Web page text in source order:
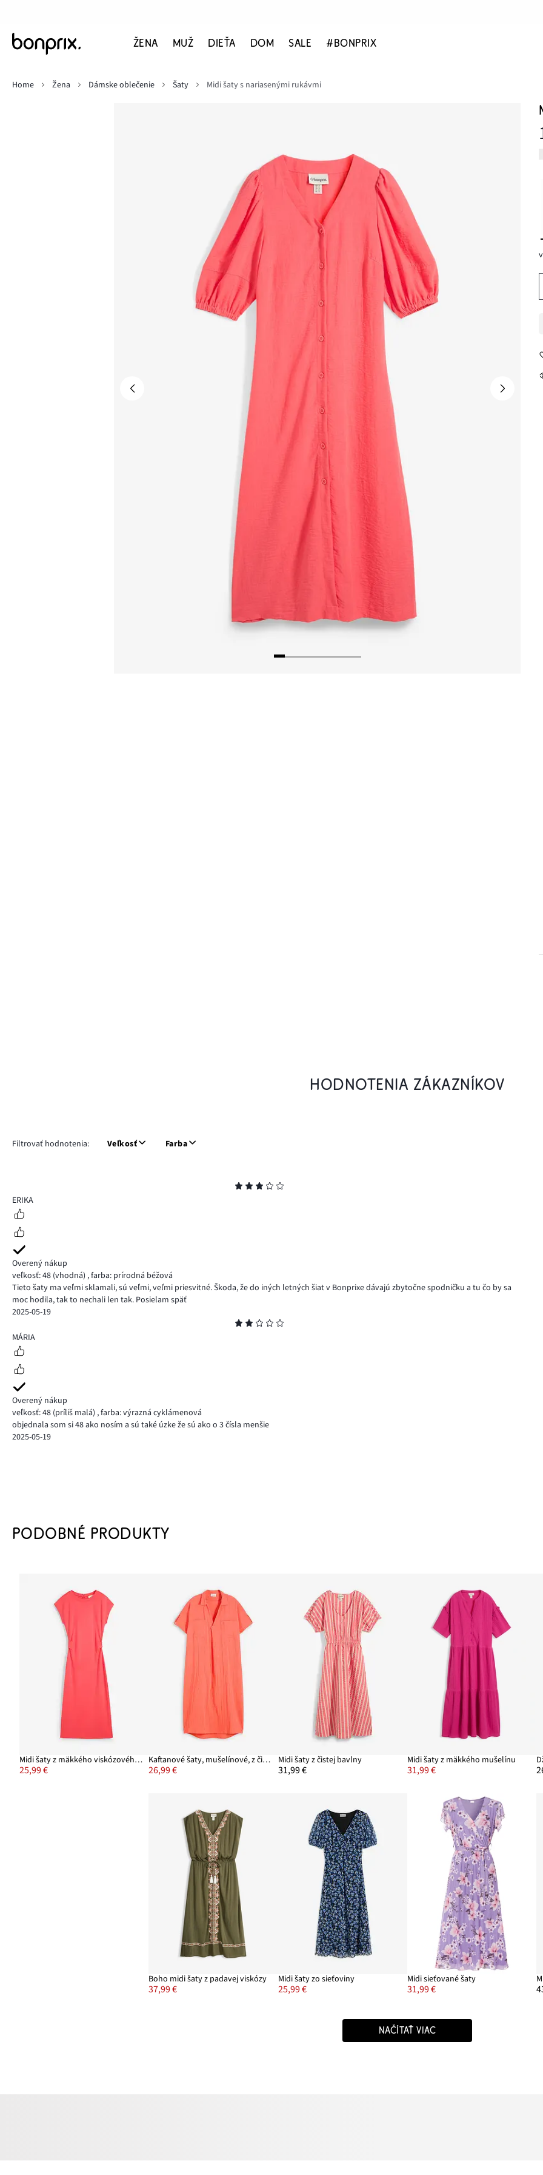
ŽENA MUŽ DIEŤA DOM SALE #BONPRIX
Home
Žena Dámske oblečenie Šaty Midi šaty s nariasenými rukávmi
HODNOTENIA ZÁKAZNÍKOV
Filtrovať hodnotenia: Veľkosť Farba
3
ERIKA
Overený nákup
veľkosť: 48 (vhodná) ,farba: prírodná béžová
Tieto šaty ma veľmi sklamali, sú veľmi, veľmi priesvitné. Škoda, že do iných letných šiat v Bonprixe dávajú zbytočne spodničku a tu čo by sa
moc hodila, tak to nechali len tak. Posielam späť
2025-05-19
2
MÁRIA
Overený nákup
veľkosť: 48 (príliš malá) ,farba: výrazná cyklámenová
objednala som si 48 ako nosím a sú také úzke že sú ako o 3 čísla menšie
2025-05-19
PODOBNÉ PRODUKTY
Midi šaty z mäkkého viskózového mixu
25,99 €
Kaftanové šaty, mušelínové, z čistej bavlny
26,99 €
Midi šaty z čistej bavlny
31,99 €
Midi šaty z mäkkého mušelínu
31,99 €
Boho midi šaty z padavej viskózy
37,99 €
Midi šaty zo sieťoviny
25,99 €
Midi sieťované šaty
31,99 €
NAČÍTAŤ VIAC